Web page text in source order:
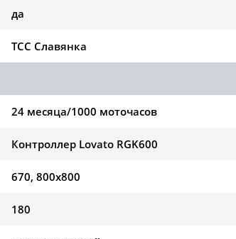
да
ТСС Славянка
24 месяца/1000 моточасов
Контроллер Lovato RGK600
670, 800х800
180